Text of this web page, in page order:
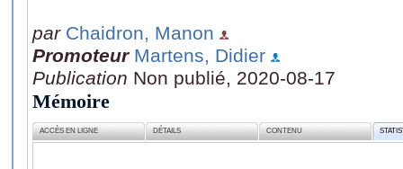
par Chaidron, Manon
Promoteur Martens, Didier
Publication Non publié, 2020-08-17
Mémoire
ACCÈS EN LIGNE DÉTAILS CONTENU